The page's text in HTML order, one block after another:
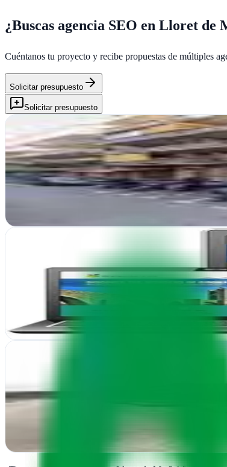
¿Buscas agencia SEO en Lloret de
Cuéntanos tu proyecto y recibe propuestas de múltiples
Solicitar presupuesto
Solicitar presupuesto
Ki Digital
Lloret de Mar, Girona
Ki Digital transforma negocios en Lloret de Mar con
Ver ficha
Lloret de Mar, Girona
Desde Lloret de Mar, Ladeus Web Branding crea
Ver fichacompleta
Studi Digital
Lloret de Mar, Girona
En Lloret de Mar, Studi Digital potencia tu marca con
Ver ficha